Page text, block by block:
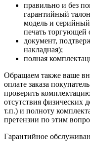
правильно и без
гарантийный
модель и
печать торгующей
документ,
накладная);
полная
Обращаем также ваше
оплате заказа
проверить
отсутствия физических
т.п.) и полноту
претензии по этим
Гарантийное